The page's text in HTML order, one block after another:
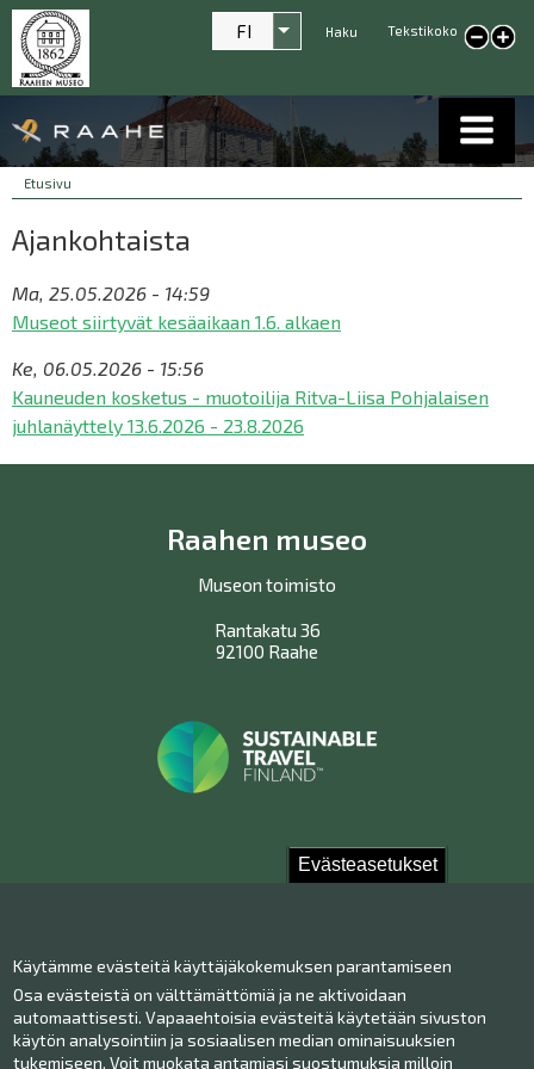
Evästeasetukset
Käytämme evästeitä käyttäjäkokemuksen parantamiseen
Osa evästeistä on välttämättömiä ja ne aktivoidaan
automaattisesti. Vapaaehtoisia evästeitä käytetään sivuston
käytön analysointiin ja sosiaalisen median ominaisuuksien
tukemiseen. Voit muokata antamiasi suostumuksia milloin
Tekstikoko
Pienennä tekstikokoa
Haku
FI Listaa lisätoiminnot
Breadcrumbs
You
here:
Etusivu
Ajankohtaista
Ma, 25.05.2026 - 14:59
Museot siirtyvät kesäaikaan 1.6. alkaen
Ke, 06.05.2026 - 15:56
Kauneuden kosketus - muotoilija Ritva-Liisa Pohjalaisen
juhlanäyttely 13.6.2026 - 23.8.2026
Raahen museo
Museon toimisto
Rantakatu 36
92100 Raahe
Yhteystiedot
Henkilökunta
Anna palautetta